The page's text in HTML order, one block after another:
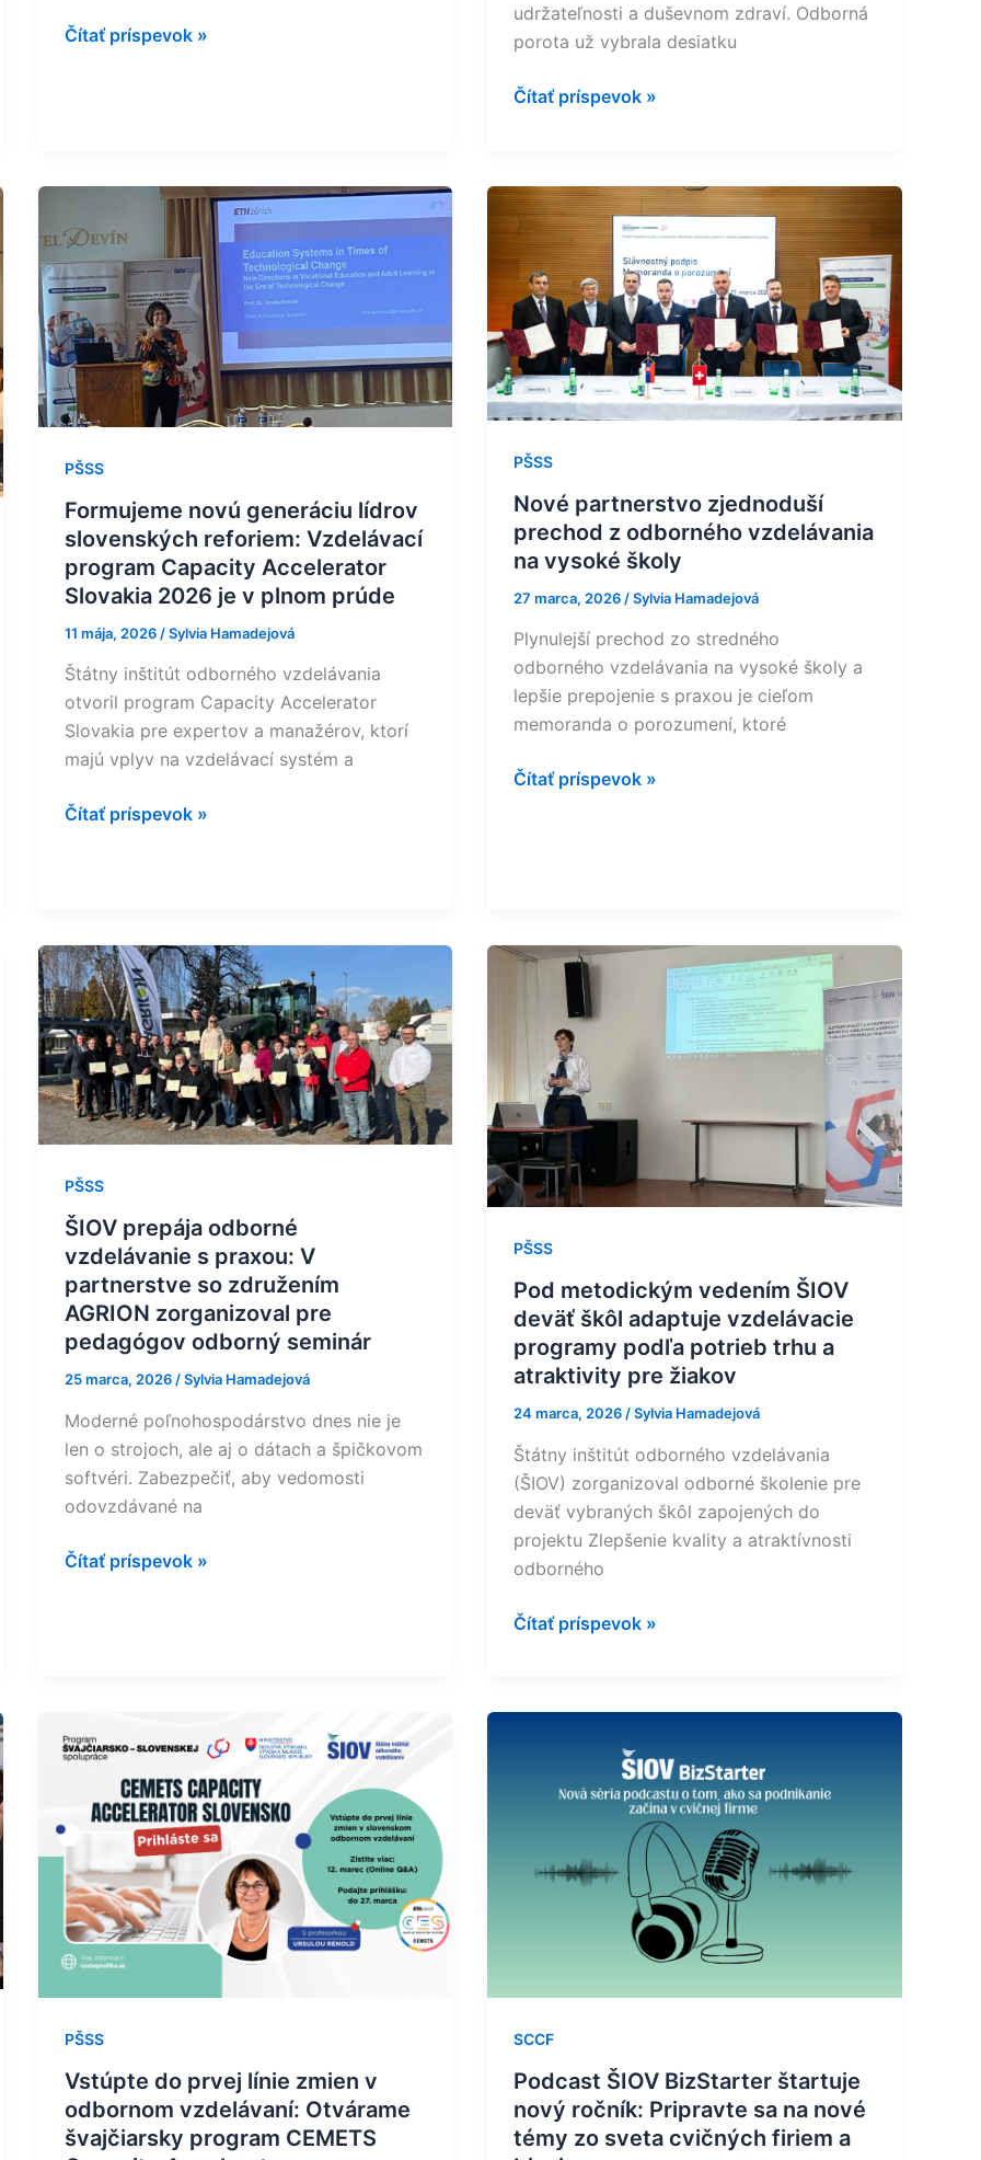
Čítať príspevok »
udržateľnosti a duševnom zdraví. Odborná
porota už vybrala desiatku
Čítať príspevok »
PŠSS
Formujeme novú generáciu lídrov
slovenských reforiem: Vzdelávací
program Capacity Accelerator
Slovakia 2026 je v plnom prúde
11 mája, 2026 /Sylvia Hamadejová
Štátny inštitút odborného vzdelávania
otvoril program Capacity Accelerator
Slovakia pre expertov a manažérov, ktorí
majú vplyv na vzdelávací systém a
novú
generáciu
lídrov
slovenských
reforiem:
Vzdelávací
program
Capacity
Accelerator
2026
je
v plnom
prúde
Čítať príspevok »
PŠSS
Nové partnerstvo zjednoduší
prechod z odborného vzdelávania
na vysoké školy
27 marca, 2026 /Sylvia Hamadejová
Plynulejší prechod zo stredného
odborného vzdelávania na vysoké školy a
lepšie prepojenie s praxou je cieľom
memoranda o porozumení, ktoré
Nové
partnerstvo
zjednoduší
prechod
z
odborného
vzdelávania
na
vysoké
školy
Čítať príspevok »
PŠSS
ŠIOV prepája odborné
vzdelávanie s praxou: V
partnerstve so združením
AGRION zorganizoval pre
pedagógov odborný seminár
25 marca, 2026 /Sylvia Hamadejová
Moderné poľnohospodárstvo dnes nie je
len o strojoch, ale aj o dátach a špičkovom
softvéri. Zabezpečiť, aby vedomosti
odovzdávané na
ŠIOV
prepája
odborné
vzdelávanie
s
praxou:
V
so
združením
AGRION
zorganizoval
pre
pedagógov
odborný
seminár
Čítať príspevok »
PŠSS
Pod metodickým vedením ŠIOV
deväť škôl adaptuje vzdelávacie
programy podľa potrieb trhu a
atraktivity pre žiakov
24 marca, 2026 /Sylvia Hamadejová
Štátny inštitút odborného vzdelávania
(ŠIOV) zorganizoval odborné školenie pre
deväť vybraných škôl zapojených do
projektu Zlepšenie kvality a atraktívnosti
odborného
Pod
metodickým
vedením
deväť
škôl
adaptuje
vzdelávacie
programy
podľa
potrieb
a
atraktivity
pre
žiakov
Čítať príspevok »
PŠSS
Vstúpte do prvej línie zmien v
odbornom vzdelávaní: Otvárame
švajčiarsky program CEMETS
do
línie
zmien
odbornom
vzdelávaní:
Otvárame
CEMETS
Capacity
Accelerator
na
Slovensku
SCCF
Podcast ŠIOV BizStarter štartuje
nový ročník: Pripravte sa na nové
témy zo sveta cvičných firiem a
BizStarter
ročník:
zo
sveta
cvičných
firiem
a